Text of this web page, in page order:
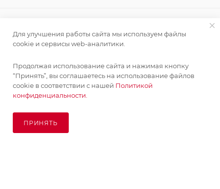
ПОМОЩЬ
ПОДПИСАТЬСЯ НА РАССЫЛКУ
Для улучшения работы сайта мы используем файлы
cookie и сервисы web-аналитики.
Продолжая использование сайта и нажимая кнопку
“Принять”, вы соглашаетесь на использование файлов
cookie в соответствии с нашей Политикой
конфиденциальности.
ПРИНЯТЬ